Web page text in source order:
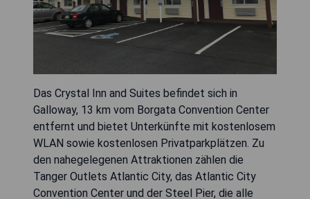
Das Crystal Inn and Suites befindet sich in
Galloway, 13 km vom Borgata Convention Center
entfernt und bietet Unterkünfte mit kostenlosem
WLAN sowie kostenlosen Privatparkplätzen. Zu
den nahegelegenen Attraktionen zählen die
Tanger Outlets Atlantic City, das Atlantic City
Convention Center und der Steel Pier, die alle